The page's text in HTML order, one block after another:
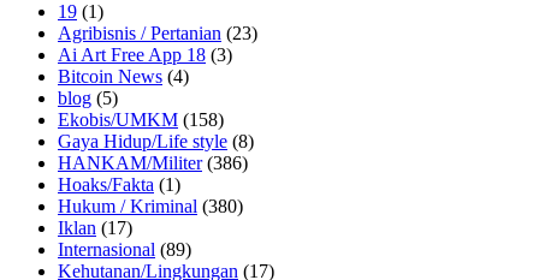
19 (1)
Agribisnis / Pertanian (23)
Ai Art Free App 18 (3)
Bitcoin News (4)
blog (5)
Ekobis/UMKM (158)
Gaya Hidup/Life style (8)
HANKAM/Militer(386)
Hoaks/Fakta (1)
Hukum / Kriminal (380)
Iklan (17)
Internasional (89)
Kehutanan/Lingkungan (17)